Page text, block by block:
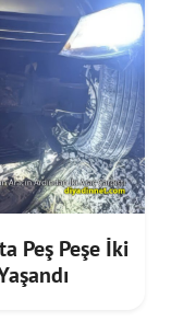
Peş Peşe İki